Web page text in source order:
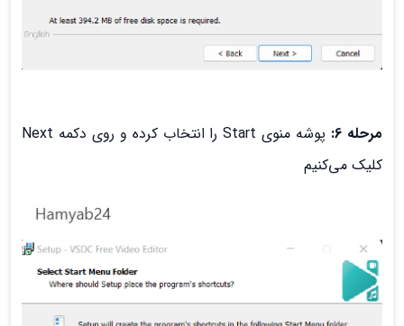
مرحله 6:
پوشه منوی Start را انتخاب کرده و روی دکمه Next
کلیک می‌کنیم